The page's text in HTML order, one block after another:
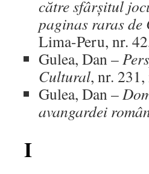
către sfârșitul
paginas raras
Lima-Peru, nr.
Gulea, Dan –
Cultural, nr.
Gulea, Dan –
avangardei
I